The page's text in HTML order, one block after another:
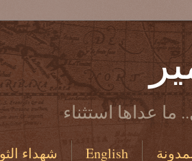
عداها استثناء
English شهداء